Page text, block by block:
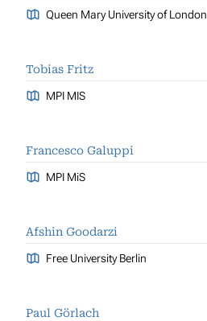
Queen Mary University of London
Tobias Fritz
MPI MIS
Francesco Galuppi
MPI MiS
Afshin Goodarzi
Free University Berlin
Paul Görlach